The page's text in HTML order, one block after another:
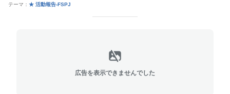
テーマ： ★ 活動報告-FSPJ
広告を表示できませんでした